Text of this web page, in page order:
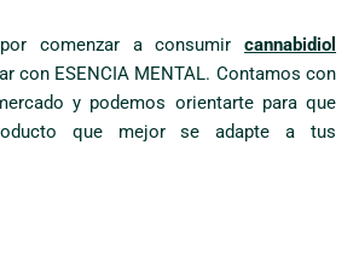
comenzar a consumircannabidiol
con ESENCIA MENTAL. Contamos con
y podemos orientarte para que
que mejor se adapte a tus